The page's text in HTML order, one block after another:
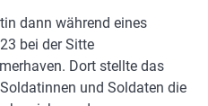
dann während eines
bei der Sitte
Dort stellte das
und Soldaten die